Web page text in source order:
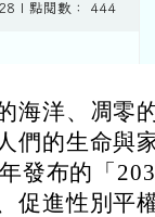
| 點閱數： 444
海洋、凋
們的生命與
發布的「
促進性別平